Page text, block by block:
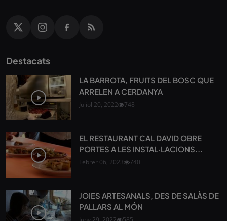
Destacats
LA BARROTA, FRUITS DEL BOSC QUE
ARRELEN A CERDANYA
Juliol 20, 2022 748
EL RESTAURANT CAL DAVID OBRE
PORTES A LES INSTAL·LACIONS...
Febrer 06, 2023 740
JOIES ARTESANALS, DES DE SALÀS DE
PALLARS AL MÓN